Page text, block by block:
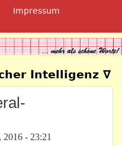
Impressum
Intelligenz ∇
2016 - 23:21